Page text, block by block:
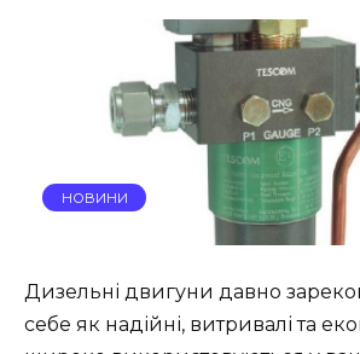
НОВИНИ
Дизельні двигуни давно
себе як надійні, витривалі та